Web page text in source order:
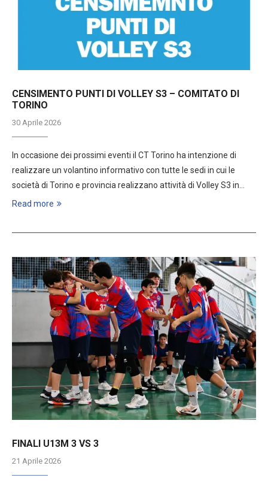
CENSIMENTO PUNTI DI VOLLEY S3 – COMITATO DI
TORINO
30 Aprile 2026
In occasione dei prossimi eventi il CT Torino ha intenzione di
realizzare un volantino informativo con tutte le sedi in cui le
società di Torino e provincia realizzano attività di Volley S3 in…
Read more
FINALI U13M 3 VS 3
21 Aprile 2026